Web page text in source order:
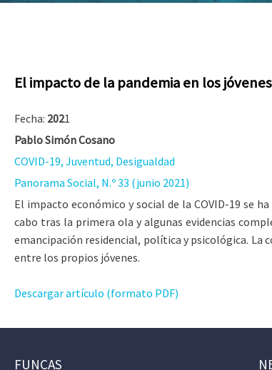
El impacto de la pandemia en los
Fecha: 2021
Pablo Simón Cosano
COVID-19, Juventud, Desigualdad
Panorama Social, N.º 33 (junio 2021)
El impacto económico y social de la COVID-19 se
cabo tras la primera ola y algunas evidencias
emancipación residencial, política y psicológica. La
entre los propios jóvenes.
Descargar artículo (formato PDF)
FUNCAS